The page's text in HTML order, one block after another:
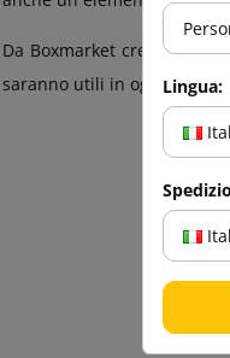
Da Boxmarket crediamo
saranno utili in ogni Lingua: